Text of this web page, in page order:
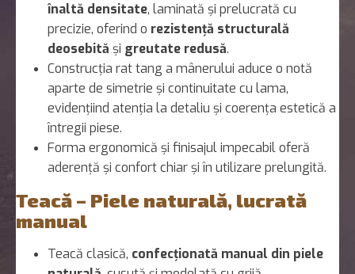
înaltă densitate, laminată și prelucrată cu
precizie, oferind o rezistență structurală
deosebită și greutate redusă.
Construcția rat tang a mânerului aduce o notă
aparte de simetrie și continuitate cu lama,
evidențiind atenția la detaliu și coerența estetică a
întregii piese.
Forma ergonomică și finisajul impecabil oferă
aderență și confort chiar și în utilizare prelungită.
Teacă – Piele naturală, lucrată
manual
Teacă clasică, confecționată manual din piele